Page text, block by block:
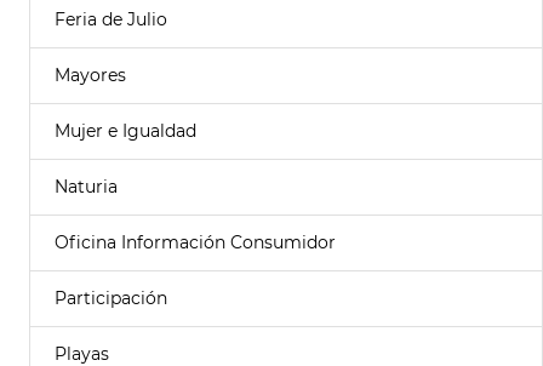
Feria de Julio
Mayores
Mujer e Igualdad
Naturia
Oficina Información Consumidor
Participación
Playas